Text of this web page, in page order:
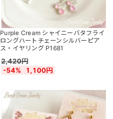
Purple Cream シャイニーバタフライ
ロングハートチェーンシルバーピア
ス・イヤリング P1681
2,420円
-54%
1,100円